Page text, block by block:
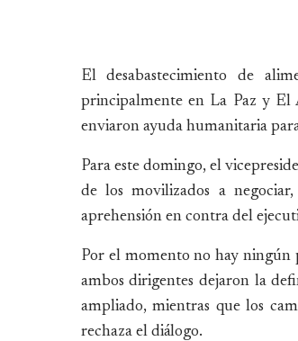
El desabastecimiento de
principalmente en La Paz y El
enviaron ayuda humanitaria
Para este domingo, el
de los movilizados a
aprehensión en contra del
Por el momento no hay ningún
ambos dirigentes dejaron la
ampliado, mientras que los
rechaza el diálogo.